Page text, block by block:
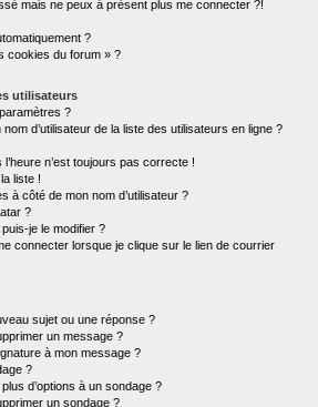
mais ne peux à présent plus me connecter ?!
?
cookies du forum » ?
utilisateurs
?
d’utilisateur de la liste des utilisateurs en ligne ?
n’est toujours pas correcte !
liste !
à côté de mon nom d’utilisateur ?
?
je le modifier ?
connecter lorsque je clique sur le lien de courrier
sujet ou une réponse ?
un message ?
à mon message ?
?
d’options à un sondage ?
un sondage ?